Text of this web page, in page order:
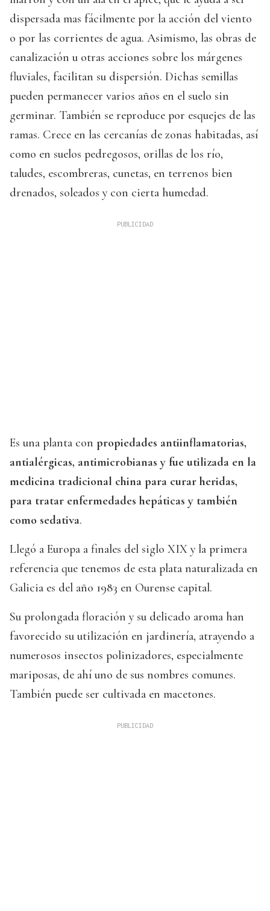
dispersada mas fácilmente por la acción del viento
o por las corrientes de agua. Asimismo, las obras de
canalización u otras acciones sobre los márgenes
fluviales, facilitan su dispersión. Dichas semillas
pueden permanecer varios años en el suelo sin
germinar. También se reproduce por esquejes de las
ramas. Crece en las cercanías de zonas habitadas, así
como en suelos pedregosos, orillas de los río,
taludes, escombreras, cunetas, en terrenos bien
drenados, soleados y con cierta humedad.
Es una planta con propiedades antiinflamatorias,
antialérgicas, antimicrobianas y fue utilizada en la
medicina tradicional china para curar heridas,
para tratar enfermedades hepáticas y también
como sedativa.
Llegó a Europa a finales del siglo XIX y la primera
referencia que tenemos de esta plata naturalizada en
Galicia es del año 1983 en Ourense capital.
Su prolongada floración y su delicado aroma han
favorecido su utilización en jardinería, atrayendo a
numerosos insectos polinizadores, especialmente
mariposas, de ahí uno de sus nombres comunes.
También puede ser cultivada en macetones.